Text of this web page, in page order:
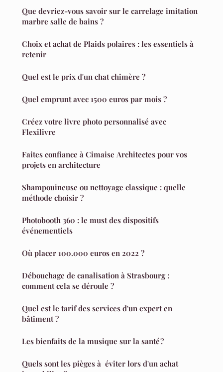
Que devriez-vous savoir sur le carrelage imitation
marbre salle de bains ?
Choix et achat de Plaids polaires : les essentiels à
retenir
Quel est le prix d'un chat chimère ?
Quel emprunt avec 1500 euros par mois ?
Créez votre livre photo personnalisé avec
Flexilivre
Faites confiance à Cimaise Architectes pour vos
projets en architecture
Shampouineuse ou nettoyage classique : quelle
méthode choisir ?
Photobooth 360 : le must des dispositifs
événementiels
Où placer 100.000 euros en 2022 ?
Débouchage de canalisation à Strasbourg :
comment cela se déroule ?
Quel est le tarif des services d'un expert en
bâtiment ?
Les bienfaits de la musique sur la santé ?
Quels sont les pièges à éviter lors d'un achat